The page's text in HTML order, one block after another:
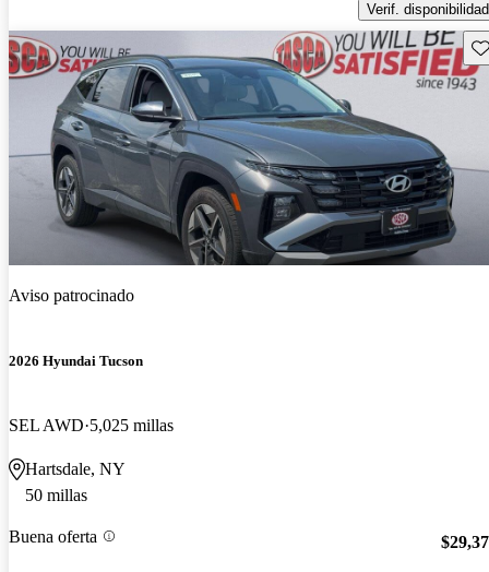
Verif. disponibilidad
Aviso patrocinado
2026 Hyundai Tucson
SEL AWD 5,025 millas
Hartsdale, NY
50 millas
Buena oferta